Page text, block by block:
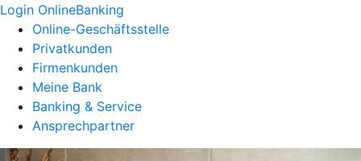
Login OnlineBanking
Online-Geschäftsstelle
Privatkunden
Firmenkunden
Meine Bank
Banking & Service
Ansprechpartner